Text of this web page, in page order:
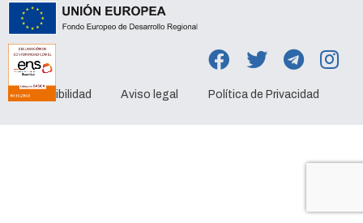
Accesibilidad Aviso legal Política de Privacidad